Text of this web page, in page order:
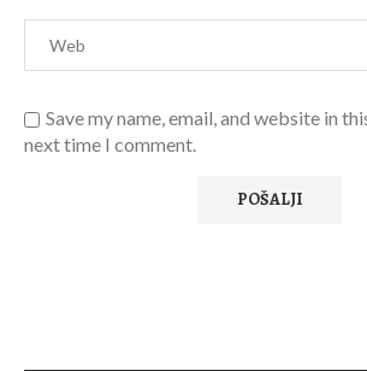
Save my name, email, and website in
next time I comment.